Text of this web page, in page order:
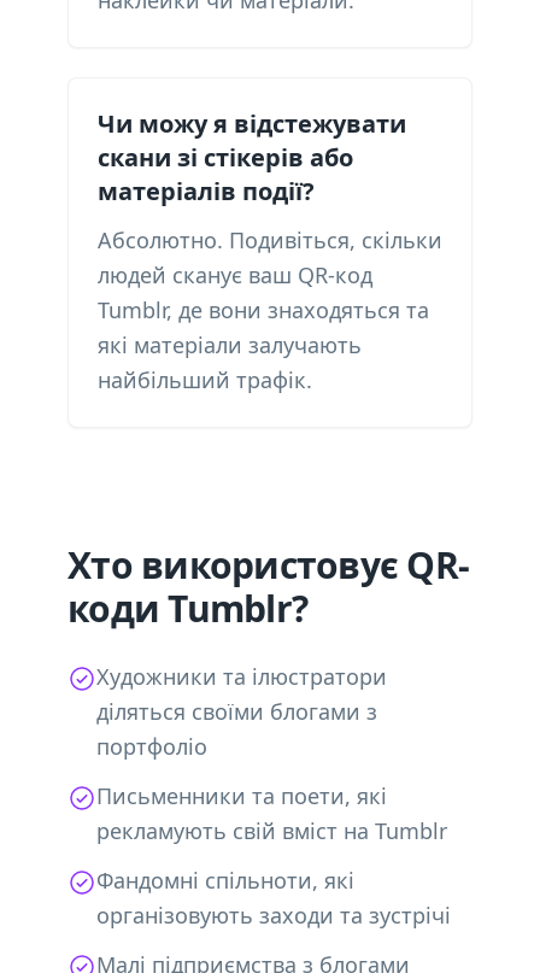
Чи можу я відстежувати
скани зі стікерів або
матеріалів події?
Абсолютно. Подивіться, скільки
людей сканує ваш QR-код
Tumblr, де вони знаходяться та
які матеріали залучають
найбільший трафік.
Хто використовує QR-
коди Tumblr?
Художники та ілюстратори
діляться своїми блогами з
портфоліо
Письменники та поети, які
рекламують свій вміст на Tumblr
Фандомні спільноти, які
організовують заходи та зустрічі
Малі підприємства з блогами